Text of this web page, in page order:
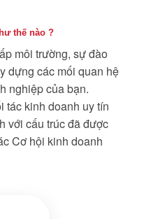
thế nào ?
môi trường, sự đào
dựng các mối quan hệ
nghiệp của bạn.
tác kinh doanh uy tín
với cấu trúc đã được
Cơ hội kinh doanh